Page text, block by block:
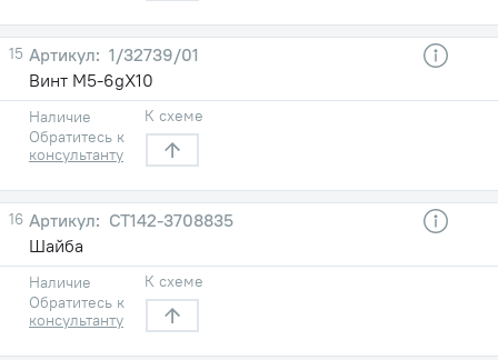
15
1/32739/01
Винт М5-6gХ10
Наличие
Обратитесь к
консультанту
К схеме
16
СТ142-3708835
Шайба
Наличие
Обратитесь к
консультанту
К схеме